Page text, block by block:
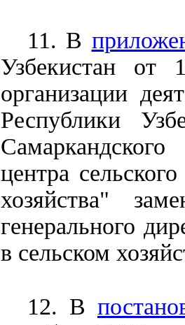
11. В
Узбекистан
организации
Республики
Самаркандского
центра
хозяйства"
генерального
в сельском
12. В